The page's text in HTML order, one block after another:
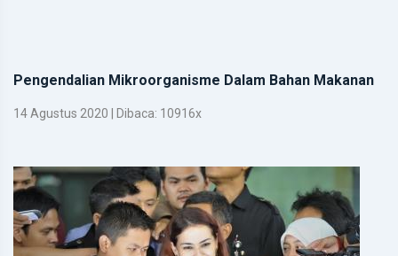
Pengendalian Mikroorganisme Dalam Bahan Makanan
14 Agustus 2020 | Dibaca: 10916x